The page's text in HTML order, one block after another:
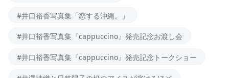
#井口裕香写真集「恋する沖縄。」
#井口裕香写真集『cappuccino』発売記念お渡し会
#井口裕香写真集『cappuccino』発売記念トークショー